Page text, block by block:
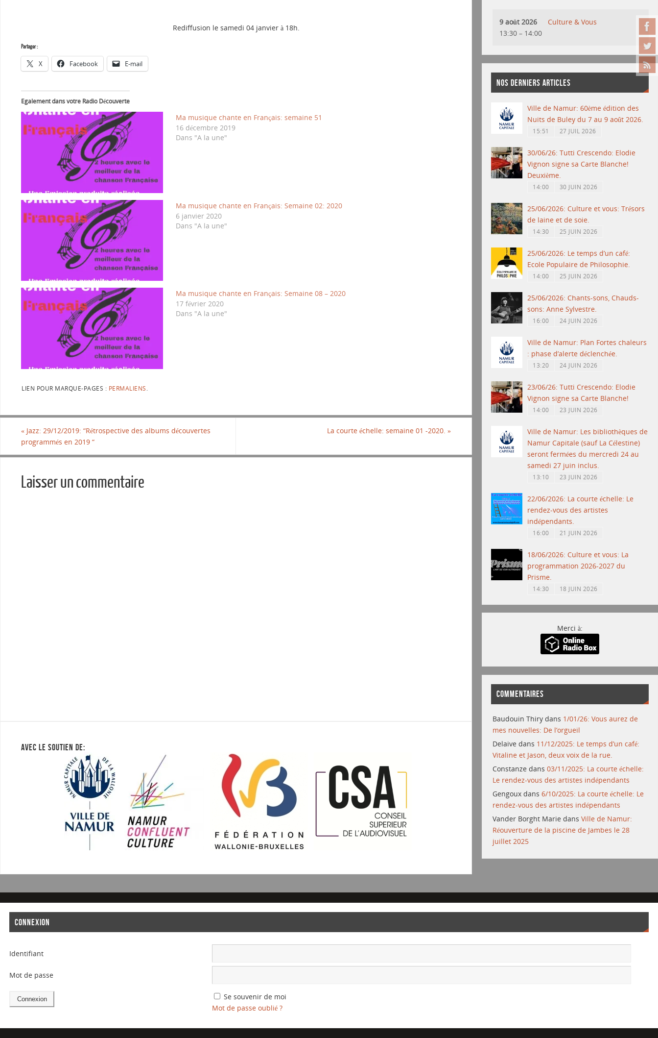
Rediffusion le samedi 04 janvier à 18h.
Partager :
X Facebook E-mail
Egalement dans votre Radio Découverte
Ma musique chante en Français: semaine 51
16 décembre 2019
Dans "A la une"
Ma musique chante en Français: Semaine 02: 2020
6 janvier 2020
Dans "A la une"
Ma musique chante en Français: Semaine 08 – 2020
17 février 2020
Dans "A la une"
LIEN POUR MARQUE-PAGES : PERMALIENS
« Jazz: 29/12/2019: “Rétrospective des albums découvertes
programmés en 2019 “
La courte échelle: semaine 01 -2020. »
Laisser un commentaire
AVEC LE SOUTIEN DE:
9 août 2026
13:30 – 14:00
Culture & Vous
NOS DERNIERS ARTICLES
Ville de Namur: 60ème édition des
Nuits de Buley du 7 au 9 août 2026.
15:51 27 JUIL 2026
30/06/26: Tutti Crescendo: Elodie
Vignon signe sa Carte Blanche!
Deuxième.
14:00 30 JUIN 2026
25/06/2026: Culture et vous: Trésors
de laine et de soie.
14:30 25 JUIN 2026
25/06/2026: Le temps d’un café:
Ecole Populaire de Philosophie.
14:00 25 JUIN 2026
25/06/2026: Chants-sons, Chauds-
sons: Anne Sylvestre.
16:00 24 JUIN 2026
Ville de Namur: Plan Fortes chaleurs
: phase d’alerte déclenchée.
13:20 24 JUIN 2026
23/06/26: Tutti Crescendo: Elodie
Vignon signe sa Carte Blanche!
14:00 23 JUIN 2026
Ville de Namur: Les bibliothèques de
Namur Capitale (sauf La Célestine)
seront fermées du mercredi 24 au
samedi 27 juin inclus.
13:10 23 JUIN 2026
22/06/2026: La courte échelle: Le
rendez-vous des artistes
indépendants.
16:00 21 JUIN 2026
18/06/2026: Culture et vous: La
programmation 2026-2027 du
Prisme.
14:30 18 JUIN 2026
Merci à:
COMMENTAIRES
Baudouin Thiry dans 1/01/26: Vous aurez de
mes nouvelles: De l’orgueil
Delaive dans 11/12/2025: Le temps d’un café:
Vitaline et Jason, deux voix de la rue.
Constanze dans03/11/2025: La courte échelle:
Le rendez-vous des artistes indépendants
Gengoux dans6/10/2025: La courte échelle: Le
rendez-vous des artistes indépendants
Vander Borght Marie dansVille de Namur:
Réouverture de la piscine de Jambes le 28
juillet 2025
CONNEXION
Identifiant
Mot de passe
Se souvenir de moi
Mot de passe oublié ?